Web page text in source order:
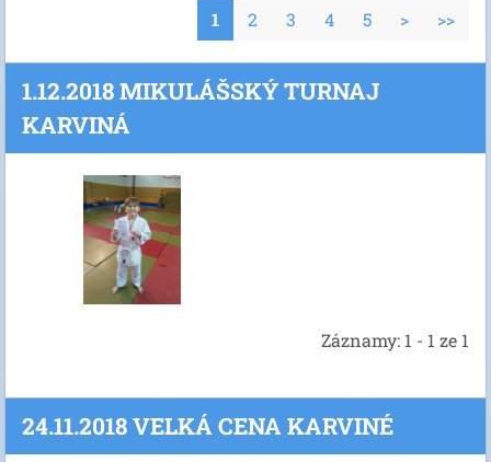
1 2 3 4 5 > >>
1.12.2018 MIKULÁŠSKÝ TURNAJ
KARVINÁ
Záznamy: 1 - 1 ze 1
24.11.2018 VELKÁ CENA KARVINÉ